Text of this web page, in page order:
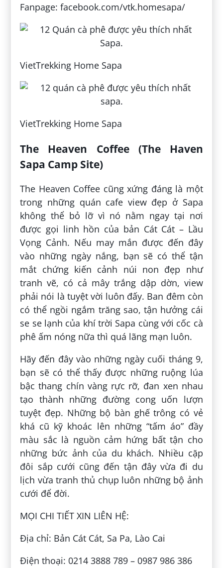
Fanpage: facebook.com/vtk.homesapa/
VietTrekking Home Sapa
VietTrekking Home Sapa
The Heaven Coffee (The Haven
Sapa Camp Site)
The Heaven Coffee cũng xứng đáng là một
trong những quán cafe view đẹp ở Sapa
không thể bỏ lỡ vì nó nằm ngay tại nơi
được gọi linh hồn của bản Cát Cát – Lầu
Vọng Cảnh. Nếu may mắn được đến đây
vào những ngày nắng, bạn sẽ có thể tận
mắt chứng kiến cảnh núi non đẹp như
tranh vẽ, có cả mây trắng dập dờn, view
phải nói là tuyệt vời luôn đấy. Ban đêm còn
có thể ngồi ngắm trăng sao, tận hưởng cái
se se lạnh của khí trời Sapa cùng với cốc cà
phê ấm nóng nữa thì quá lãng mạn luôn.
Hãy đến đây vào những ngày cuối tháng 9,
bạn sẽ có thể thấy được những ruộng lúa
bậc thang chín vàng rực rỡ, đan xen nhau
tạo thành những đường cong uốn lượn
tuyệt đẹp. Những bộ bàn ghế trông có vẻ
khá cũ kỹ khoác lên những “tấm áo” đầy
màu sắc là nguồn cảm hứng bất tận cho
những bức ảnh của du khách. Nhiều cặp
đôi sắp cưới cũng đến tận đây vừa đi du
lịch vừa tranh thủ chụp luôn những bộ ảnh
cưới để đời.
MỌI CHI TIẾT XIN LIÊN HỆ:
Địa chỉ: Bản Cát Cát, Sa Pa, Lào Cai
Điện thoại: 0214 3888 789 – 0987 986 386